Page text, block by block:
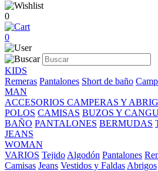
0
0
KIDS
Remeras Pantalones Short de baño
MAN
ACCESORIOS CAMPERAS Y
POLOS CAMISAS BUZOS Y
BAÑO PANTALONES BERMUDAS
JEANS
WOMAN
VARIOS Tejido Algodón Pantalones
Camisas Jeans Vestidos y Faldas Abrigos